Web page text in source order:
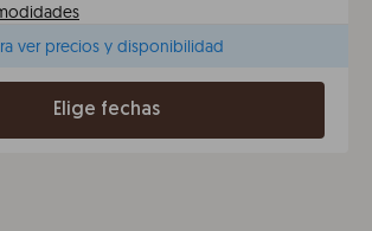
ver precios y disponibilidad
Elige fechas